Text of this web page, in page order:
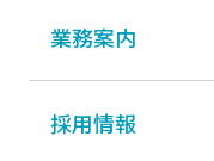
業務案内
採用情報